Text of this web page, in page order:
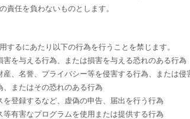
責任を負わないものとします。
するにあたり以下の行為を行うことを禁じます。
害を与える行為、または損害を与える恐れのある行為
産、名誉、プライバシー等を侵害する行為、または侵
、またはその恐れのある行為
を登録するなど、虚偽の申告、届出を行う行為
等有害なプログラムを使用または提供する行為